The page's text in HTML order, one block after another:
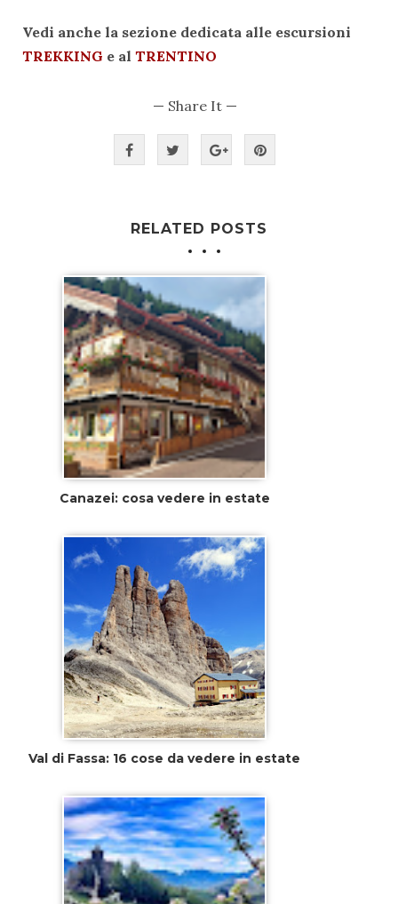
Vedi anche la sezione dedicata alle escursioni
TREKKING e al TRENTINO
— Share It —
RELATED POSTS
Canazei: cosa vedere in estate
Val di Fassa: 16 cose da vedere in estate